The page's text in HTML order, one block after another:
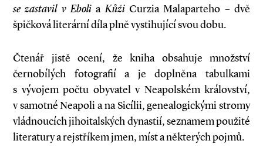
se zastavil v Eboli aKůžiCurzia Malaparteho – dvě
špičková literární díla plně vystihující svou dobu.
Čtenář jistě ocení, že kniha obsahuje množství
černobílých fotografií a je doplněna tabulkami
s vývojem počtu obyvatel v Neapolském království,
v samotné Neapoli a na Sicílii, genealogickými stromy
vládnoucích jihoitalských dynastií, seznamem použité
literatury a rejstříkem jmen, míst a některých pojmů.